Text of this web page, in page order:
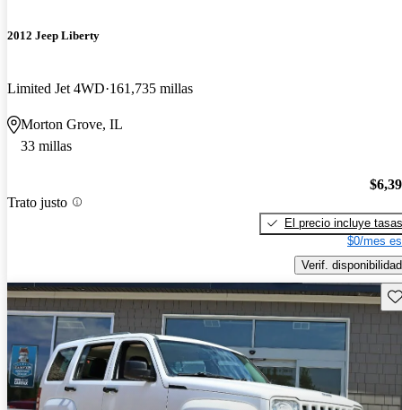
2012 Jeep Liberty
Limited Jet 4WD 161,735 millas
Morton Grove, IL
33 millas
Trato justo
El precio incluye tasas
$0/mes
Verif. disponibilidad